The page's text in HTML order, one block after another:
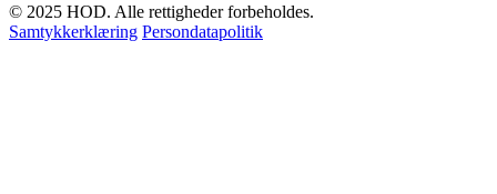
© 2025 HOD. Alle rettigheder forbeholdes.
Samtykkerklæring Persondatapolitik